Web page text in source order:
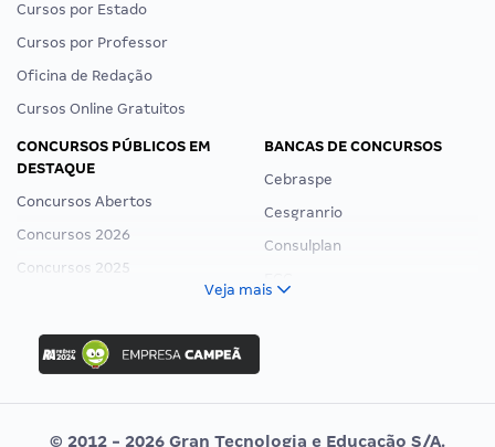
Cursos por Estado
Cursos por Professor
Oficina de Redação
Cursos Online Gratuitos
CONCURSOS PÚBLICOS EM
DESTAQUE
Concursos Abertos
Concursos 2026
Concursos 2025
Concurso Ibama
Concurso MPU
Editais publicados
BANCAS DE CONCURSOS
Cebraspe
Cesgranrio
Consulplan
Veja mais
© 2012 - 2026 Gran Tecnologia e Educação S/A.